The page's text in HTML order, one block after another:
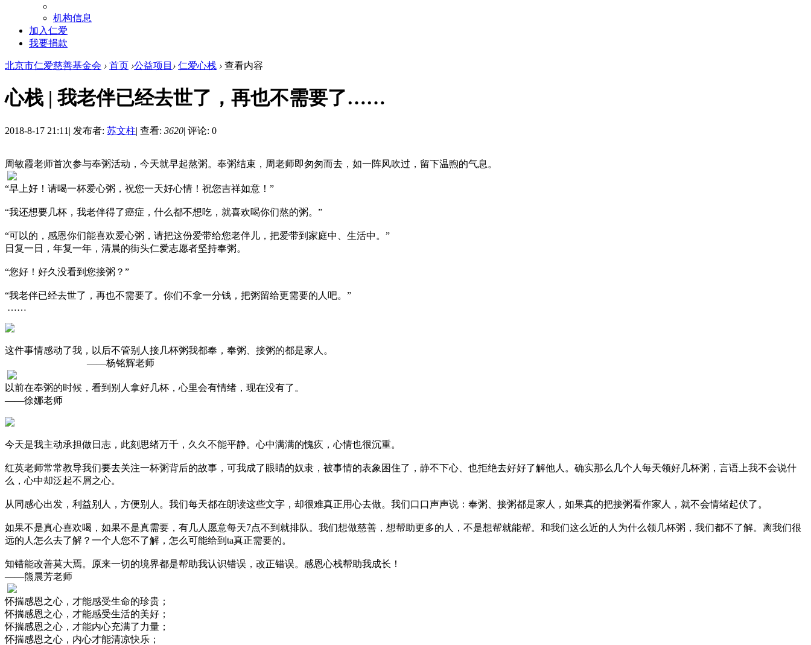
机构信息
加入仁爱
我要捐款
北京市仁爱慈善基金会 › 首页 ›公益项目 › 仁爱心栈 › 查看内容
心栈 | 我老伴已经去世了，再也不需要了……
2018-8-17 21:11 | 发布者: 苏文柱| 查看: 3620| 评论: 0
周敏霞老师首次参与奉粥活动，今天就早起熬粥。奉粥结束，周老师即匆匆而去，如一阵风吹过，留下温煦的气息。
“早上好！请喝一杯爱心粥，祝您一天好心情！祝您吉祥如意！”
“我还想要几杯，我老伴得了癌症，什么都不想吃，就喜欢喝你们熬的粥。”
“可以的，感恩你们能喜欢爱心粥，请把这份爱带给您老伴儿，把爱带到家庭中、生活中。”
日复一日，年复一年，清晨的街头仁爱志愿者坚持奉粥。
“您好！好久没看到您接粥？”
“我老伴已经去世了，再也不需要了。你们不拿一分钱，把粥留给更需要的人吧。”
……
这件事情感动了我，以后不管别人接几杯粥我都奉，奉粥、接粥的都是家人。
——杨铭辉老师
以前在奉粥的时候，看到别人拿好几杯，心里会有情绪，现在没有了。
——徐娜老师
今天是我主动承担做日志，此刻思绪万千，久久不能平静。心中满满的愧疚，心情也很沉重。
红英老师常常教导我们要去关注一杯粥背后的故事，可我成了眼睛的奴隶，被事情的表象困住了，静不下心、也拒绝去好好了解他人。确实那么几个人每天领好几杯粥，言语上我不会说什
么，心中却泛起不屑之心。
从同感心出发，利益别人，方便别人。我们每天都在朗读这些文字，却很难真正用心去做。我们口口声声说：奉粥、接粥都是家人，如果真的把接粥看作家人，就不会情绪起伏了。
如果不是真心喜欢喝，如果不是真需要，有几人愿意每天7点不到就排队。我们想做慈善，想帮助更多的人，不是想帮就能帮。和我们这么近的人为什么领几杯粥，我们都不了解。离我们很
远的人怎么去了解？一个人您不了解，怎么可能给到ta真正需要的。
知错能改善莫大焉。原来一切的境界都是帮助我认识错误，改正错误。感恩心栈帮助我成长！
——熊晨芳老师
怀揣感恩之心，才能感受生命的珍贵；
怀揣感恩之心，才能感受生活的美好；
怀揣感恩之心，才能内心充满了力量；
怀揣感恩之心，内心才能清凉快乐；